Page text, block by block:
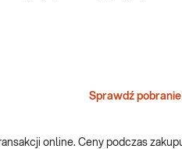
Sprawdź
online. Ceny podczas